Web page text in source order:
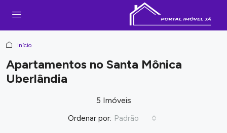
Início
Apartamentos no Santa Mônica
Uberlândia
5 Imóveis
Ordenar por: Padrão